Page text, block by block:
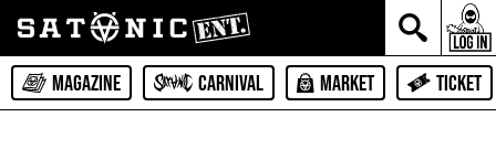
MAGAZINE CARNIVAL MARKET TICKET